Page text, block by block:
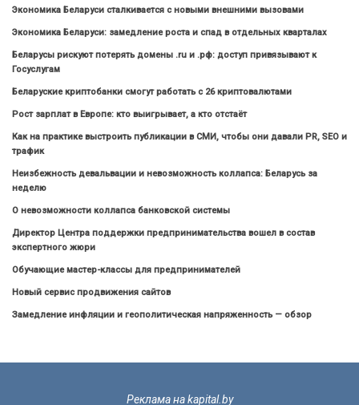
Экономика Беларуси сталкивается с новыми внешними вызовами
Экономика Беларуси: замедление роста и спад в отдельных кварталах
Беларусы рискуют потерять домены .ru и .рф: доступ привязывают к
Госуслугам
Беларуские криптобанки смогут работать с 26 криптовалютами
Рост зарплат в Европе: кто выигрывает, а кто отстаёт
Как на практике выстроить публикации в СМИ, чтобы они давали PR, SEO и
трафик
Неизбежность девальвации и невозможность коллапса: Беларусь за
неделю
О невозможности коллапса банковской системы
Директор Центра поддержки предпринимательства вошел в состав
экспертного жюри
Обучающие мастер-классы для предпринимателей
Новый сервис продвижения сайтов
Замедление инфляции и геополитическая напряженность — обзор
Реклама на kapital.by